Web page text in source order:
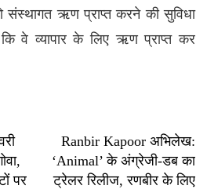
संस्थागत ऋण प्राप्त करने की सुविधा
कि वेव्यापारके लिए ऋण प्राप्त कर
पर
Ranbir Kapoor अभिलेख:
‘Animal’ के अंग्रेजी-डब का
ट्रेलर रिलीज, रणबीर के लिए